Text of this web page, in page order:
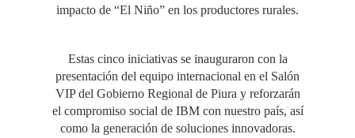
impacto de “El Niño” en los productores rurales.
Estas cinco iniciativas se inauguraron con la
presentación del equipo internacional en el Salón
VIP del Gobierno Regional de Piura y reforzarán
el compromiso social de IBM con nuestro país, así
como la generación de soluciones innovadoras.